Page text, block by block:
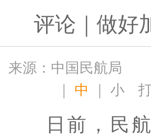
评论｜做好
来源：中国民航局
｜ 中 ｜小
日前，民航